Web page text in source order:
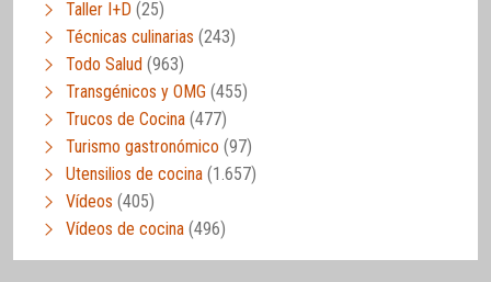
Taller I+D (25)
Técnicas culinarias (243)
Todo Salud (963)
Transgénicos y OMG (455)
Trucos de Cocina (477)
Turismo gastronómico (97)
Utensilios de cocina (1.657)
Vídeos (405)
Vídeos de cocina (496)